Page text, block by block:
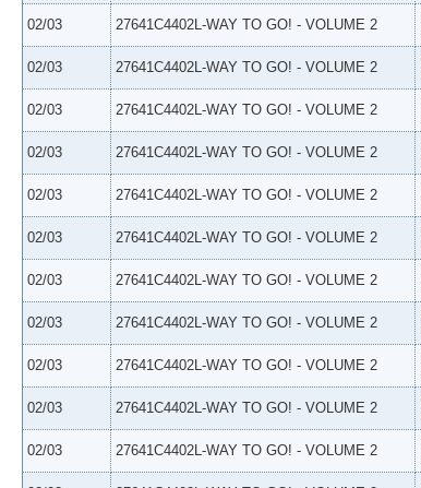
02/03 27641C4402L-WAY TO GO! - VOLUME 2
02/03 27641C4402L-WAY TO GO! - VOLUME 2
02/03 27641C4402L-WAY TO GO! - VOLUME 2
02/03 27641C4402L-WAY TO GO! - VOLUME 2
02/03 27641C4402L-WAY TO GO! - VOLUME 2
02/03 27641C4402L-WAY TO GO! - VOLUME 2
02/03 27641C4402L-WAY TO GO! - VOLUME 2
02/03 27641C4402L-WAY TO GO! - VOLUME 2
02/03 27641C4402L-WAY TO GO! - VOLUME 2
02/03 27641C4402L-WAY TO GO! - VOLUME 2
02/03 27641C4402L-WAY TO GO! - VOLUME 2